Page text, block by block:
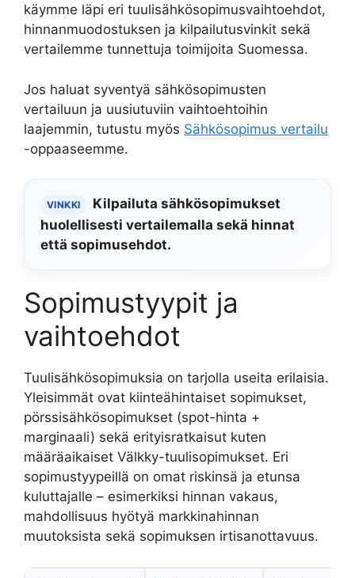
käymme läpi eri tuulisähkösopimusvaihtoehdot,
hinnanmuodostuksen ja kilpailutusvinkit sekä
vertailemme tunnettuja toimijoita Suomessa.
Jos haluat syventyä sähkösopimusten
vertailuun ja uusiutuviin vaihtoehtoihin
laajemmin, tutustu myös Sähkösopimus vertailu
-oppaaseemme.
VINKKI
Kilpailuta sähkösopimukset
huolellisesti vertailemalla sekä hinnat
että sopimusehdot.
Sopimustyypit ja
vaihtoehdot
Tuulisähkösopimuksia on tarjolla useita erilaisia.
Yleisimmät ovat kiinteähintaiset sopimukset,
pörssisähkösopimukset (spot-hinta +
marginaali) sekä erityisratkaisut kuten
määräaikaiset Välkky-tuulisopimukset. Eri
sopimustyypeillä on omat riskinsä ja etunsa
kuluttajalle – esimerkiksi hinnan vakaus,
mahdollisuus hyötyä markkinahinnan
muutoksista sekä sopimuksen irtisanottavuus.